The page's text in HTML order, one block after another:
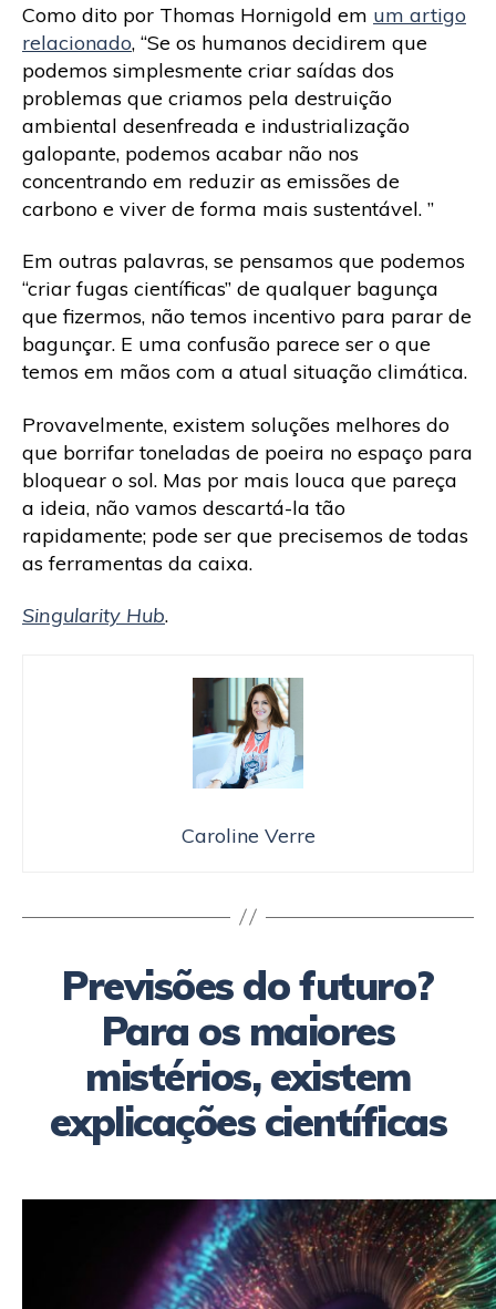
Como dito por Thomas Hornigold em um artigo
relacionado, “Se os humanos decidirem que
podemos simplesmente criar saídas dos
problemas que criamos pela destruição
ambiental desenfreada e industrialização
galopante, podemos acabar não nos
concentrando em reduzir as emissões de
carbono e viver de forma mais sustentável. ”
Em outras palavras, se pensamos que podemos
“criar fugas científicas” de qualquer bagunça
que fizermos, não temos incentivo para parar de
bagunçar. E uma confusão parece ser o que
temos em mãos com a atual situação climática.
Provavelmente, existem soluções melhores do
que borrifar toneladas de poeira no espaço para
bloquear o sol. Mas por mais louca que pareça
a ideia, não vamos descartá-la tão
rapidamente; pode ser que precisemos de todas
as ferramentas da caixa.
Singularity Hub.
Caroline Verre
Previsões do futuro?
Para os maiores
mistérios, existem
explicações científicas